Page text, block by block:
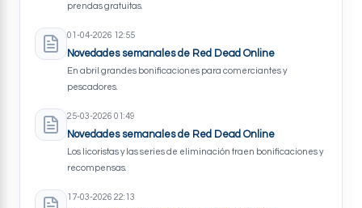
prendas gratuitas.
01-04-2026 12:55
Novedades semanales de Red Dead Online
En abril grandes bonificaciones para comerciantes y
pescadores.
25-03-2026 01:49
Novedades semanales de Red Dead Online
Los licoristas y las series de eliminación traen bonificaciones y
recompensas.
17-03-2026 22:13